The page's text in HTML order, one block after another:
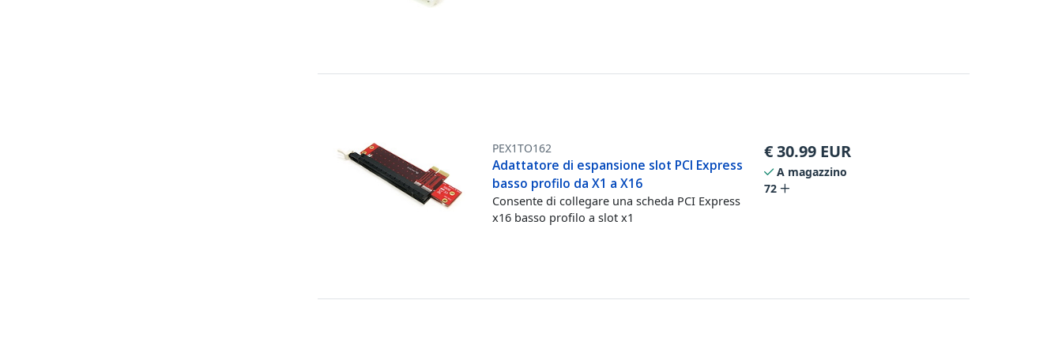
PEX1TO162
Adattatore di espansione slot PCI Express
basso profilo da X1 a X16
Consente di collegare una scheda PCI Express
x16 basso profilo a slot x1
€30.99 EUR
A magazzino
72